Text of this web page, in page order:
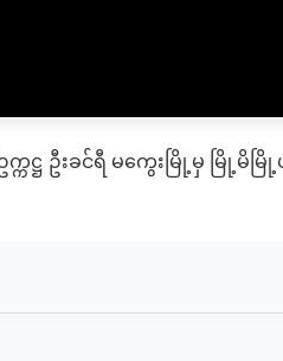
ဌ ဦးခင်ရီ မကွေးမြို့မှ မြို့မိမြို့ဖမ